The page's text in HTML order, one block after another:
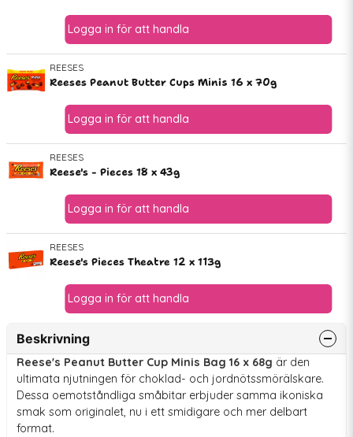
REESES
Reeses Peanut Butter Cups Minis 16 x 70g
REESES
Reese's - Pieces 18 x 43g
REESES
Reese's Pieces Theatre 12 x 113g
Beskrivning
Reese's Peanut Butter Cup Minis Bag 16 x 68g är den
ultimata njutningen för choklad- och jordnötssmörälskare.
Dessa oemotståndliga småbitar erbjuder samma ikoniska
smak som originalet, nu i ett smidigare och mer delbart
format.